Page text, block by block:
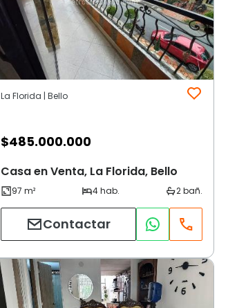
La Florida | Bello
$485.000.000
Casa en Venta, La Florida, Bello
Contactar